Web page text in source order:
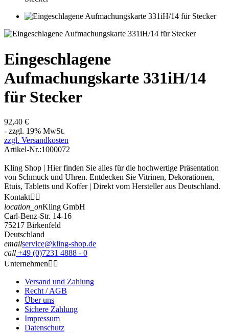
Eingeschlagene
Aufmachungskarte 331iH/14
für Stecker
92,40 €
- zzgl. 19% MwSt.
zzgl. Versandkosten
Artikel-Nr.:1000072
Kling Shop | Hier finden Sie alles für die hochwertige Präsentation
von Schmuck und Uhren. Entdecken Sie Vitrinen, Dekorationen,
Etuis, Tabletts und Koffer | Direkt vom Hersteller aus Deutschland.
Kontakt 
location_onKling GmbH
Carl-Benz-Str. 14-16
75217 Birkenfeld
Deutschland
emailservice@kling-shop.de
call +49 (0)7231 4888 - 0
Unternehmen 
Versand und Zahlung
Recht / AGB
Über uns
Sichere Zahlung
Impressum
Datenschutz